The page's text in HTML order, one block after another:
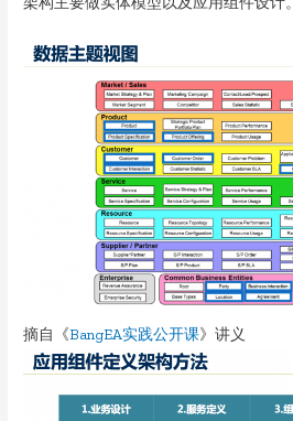
摘自《BangEA实践公开课》讲义